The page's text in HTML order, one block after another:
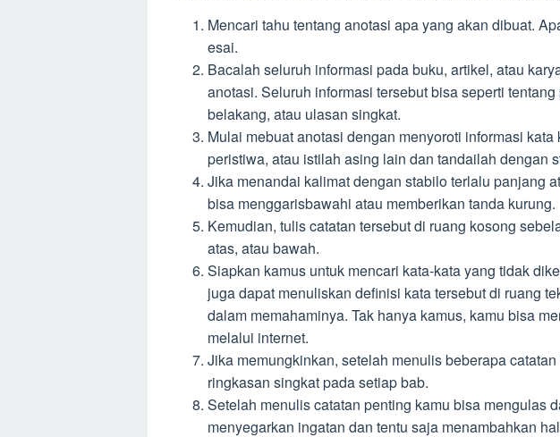
Mencari tahu tentang anotasi apa yang akan dibuat.
esai.
Bacalah seluruh informasi pada buku, artikel, atau
anotasi. Seluruh informasi tersebut bisa seperti
belakang, atau ulasan singkat.
Mulai mebuat anotasi dengan menyoroti informasi kata
peristiwa, atau istilah asing lain dan tandailah dengan
Jika menandai kalimat dengan stabilo terlalu panjang
bisa menggarisbawahi atau memberikan tanda kurung.
Kemudian, tulis catatan tersebut di ruang kosong
atas, atau bawah.
Siapkan kamus untuk mencari kata-kata yang tidak
juga dapat menuliskan definisi kata tersebut di ruang
dalam memahaminya. Tak hanya kamus, kamu bisa
melalui internet.
Jika memungkinkan, setelah menulis beberapa
ringkasan singkat pada setiap bab.
Setelah menulis catatan penting kamu bisa mengulas
menyegarkan ingatan dan tentu saja menambahkan